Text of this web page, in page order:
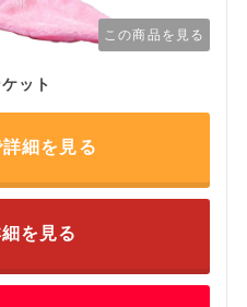
この商品を見る
ット
細を見る
を見る